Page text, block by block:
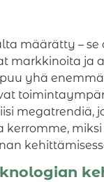
määrätty –
markkinoita ja
yhä
megatrendiä,
kerromme,